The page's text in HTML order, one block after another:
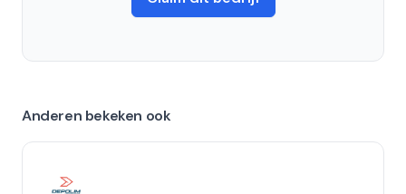
Anderen bekeken ook